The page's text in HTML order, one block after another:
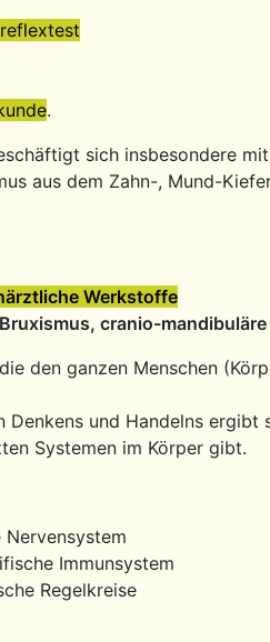
.
sich insbesondere
aus dem Zahn-, Mund-
Werkstoffe
cranio-
den ganzen Menschen
und Handelns ergibt
Systemen im Körper gibt.
Immunsystem
Regelkreise